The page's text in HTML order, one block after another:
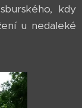
kdy
u nedaleké